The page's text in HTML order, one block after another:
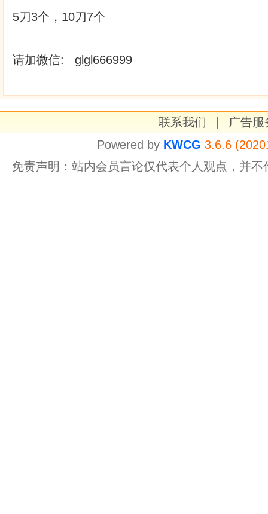
5刀3个，10刀7个
请加微信: glgl666999
联系我们
广告服
Powered by KWCG 3.6.6
免责声明：站内会员言论仅代表个人观点，并